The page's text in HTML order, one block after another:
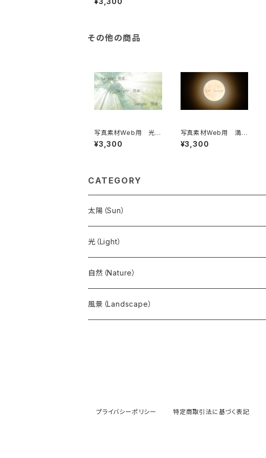
その他の商品
写真素材Web用 光流
れ込む森
¥3,300
写真素材Web用 満月
（2024年フラワームー
ン）
¥3,300
CATEGORY
太陽（Sun）
日の出（Sunrise）
光（Light）
森・林・木（woods）
自然（Nature）
花
風景（Landscape）
プライバシーポリシー 特定商取引法に基づく表記